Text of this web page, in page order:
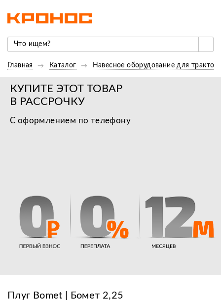
Главная Каталог Навесное оборудование для
КУПИТЕ ЭТОТ ТОВАР
В РАССРОЧКУ
С оформлением по телефону
Плуг Bomet | Бомет 2,25